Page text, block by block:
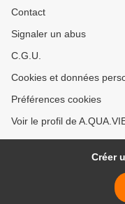
Contact
Signaler un abus
C.G.U.
Cookies et données
Préférences cookies
Voir le profil de
Créer